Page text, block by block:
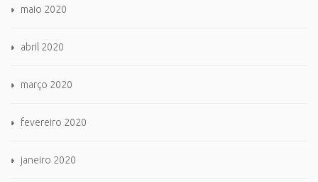
maio 2020
abril 2020
março 2020
fevereiro 2020
janeiro 2020